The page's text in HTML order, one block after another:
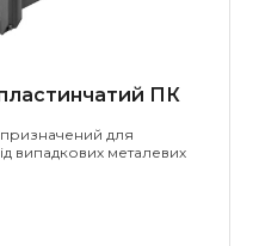
ПК
призначений для
випадкових металевих